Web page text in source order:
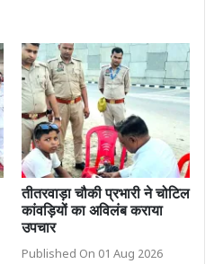
तीतरवाड़ा चौकी प्रभारी ने चोटिल
कांवड़ियों का अविलंब कराया
उपचार
Published On 01 Aug 2026